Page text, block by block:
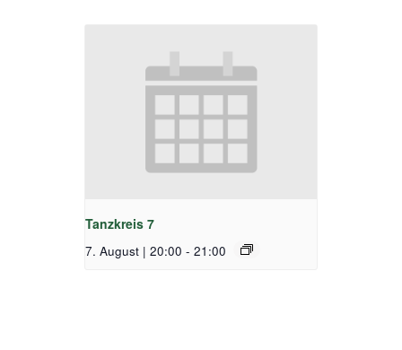
Tanzkreis 7
7. August | 20:00 - 21:00